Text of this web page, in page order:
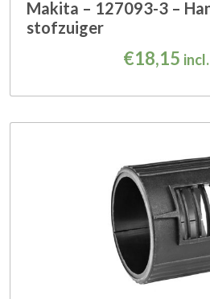
Makita – 127093-3 –
stofzuiger
€18,15